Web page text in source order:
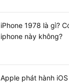
iPhone 1978 là gì?
iphone này không?
Apple phát hành